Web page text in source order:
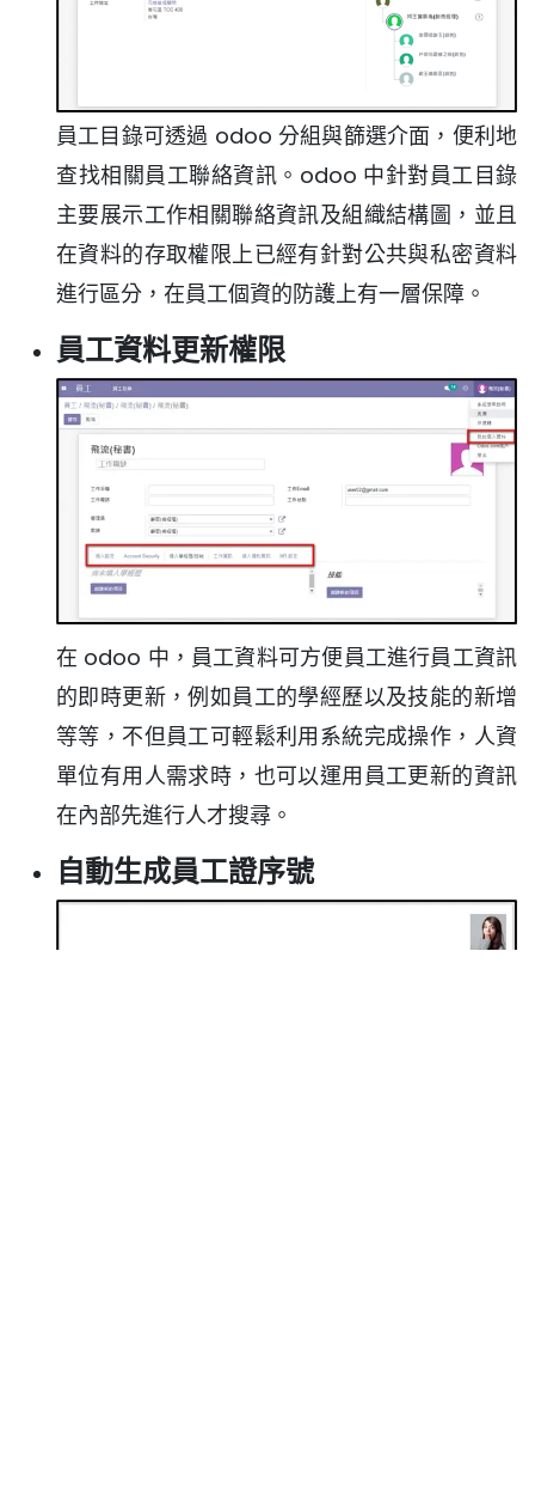
員工目錄可透過 odoo 分組與篩選介面，便利地
查找相關員工聯絡資訊。odoo 中針對員工目錄
主要展示工作相關聯絡資訊及組織結構圖，並且
在資料的存取權限上已經有針對公共與私密資料
進行區分，在員工個資的防護上有一層保障。
員工資料更新權限
在 odoo 中，員工資料可方便員工進行員工資訊
的即時更新，例如員工的學經歷以及技能的新增
等等，不但員工可輕鬆利用系統完成操作，人資
單位有用人需求時，也可以運用員工更新的資訊
在內部先進行人才搜尋。
自動生成員工證序號